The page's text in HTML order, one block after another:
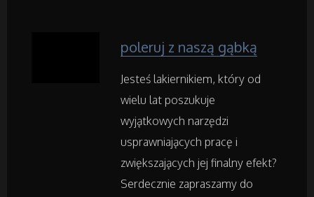
Informatyczne
Restauracje, Catering
Fotografia
Adwokaci, Porady Prawne
poleruj z naszą gąbką
Jesteś lakiernikiem, który od
wielu lat poszukuje
wyjątkowych narzędzi
usprawniających pracę i
zwiększających jej finalny efekt?
Serdecznie zapraszamy do